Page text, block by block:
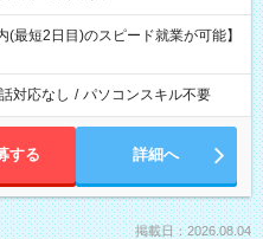
最短2日目)のスピード就業が可能】
対応なし / パソコンスキル不要
する 詳細へ
掲載日：2026.08.04